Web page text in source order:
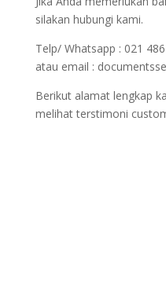
silakan hubungi kami.
Telp/ Whatsapp : 021
atau email :
Berikut alamat lengkap
melihat terstimoni